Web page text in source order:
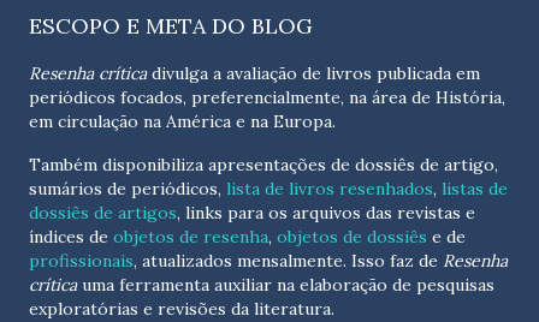
ESCOPO E META DO BLOG
Resenha críticadivulga a avaliação de livros publicada em
periódicos focados, preferencialmente, na área de História,
em circulação na América e na Europa.
Também disponibiliza apresentações de dossiês de artigo,
sumários de periódicos, lista de livros resenhados, listas de
dossiês de artigos, links para os arquivos das revistas e
índices de objetos de resenha, objetos de dossiês e de
profissionais, atualizados mensalmente. Isso faz de Resenha
críticauma ferramenta auxiliar na elaboração de pesquisas
exploratórias e revisões da literatura.